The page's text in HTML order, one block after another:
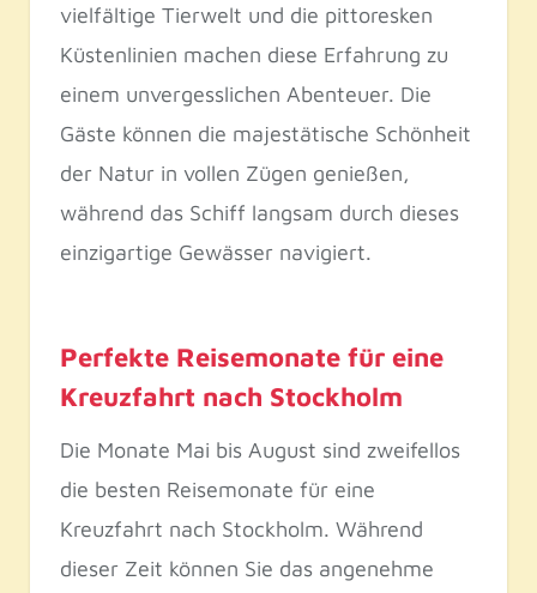
vielfältige Tierwelt und die pittoresken
Küstenlinien machen diese Erfahrung zu
einem unvergesslichen Abenteuer. Die
Gäste können die majestätische Schönheit
der Natur in vollen Zügen genießen,
während das Schiff langsam durch dieses
einzigartige Gewässer navigiert.
Perfekte Reisemonate für eine
Kreuzfahrt nach Stockholm
Die Monate Mai bis August sind zweifellos
die besten Reisemonate für eine
Kreuzfahrt nach Stockholm. Während
dieser Zeit können Sie das angenehme